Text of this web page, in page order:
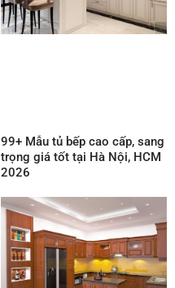
99+ Mẫu tủ bếp cao cấp, sang
trọng giá tốt tại Hà Nội, HCM
2026